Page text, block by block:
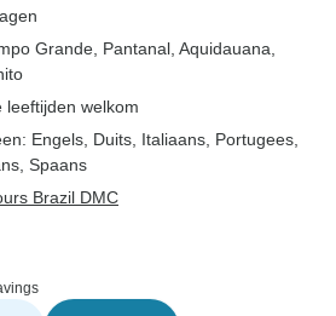
Grande , Pantanal , Aquidauana
leeftijden welkom
Engels, Duits, Italiaans, Portugees,
Spaans
Brazil DMC